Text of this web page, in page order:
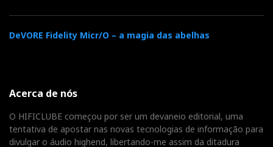
DeVORE Fidelity Micr/O – a magia das abelhas
Acerca de nós
O HIFICLUBE começou por ser um devaneio editorial, uma
tentativa de apostar nas novas tecnologias de informação para
divulgar o áudio highend, libertando-me assim da ditadura